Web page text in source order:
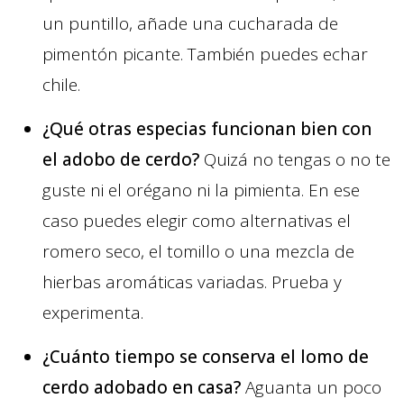
un puntillo, añade una cucharada de
pimentón picante. También puedes echar
chile.
¿Qué otras especias funcionan bien con
el adobo de cerdo? Quizá no tengas o no te
guste ni el orégano ni la pimienta. En ese
caso puedes elegir como alternativas el
romero seco, el tomillo o una mezcla de
hierbas aromáticas variadas. Prueba y
experimenta.
¿Cuánto tiempo se conserva el lomo de
cerdo adobado en casa?Aguanta un poco